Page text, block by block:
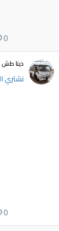
0
دينا طش
نشتري
0